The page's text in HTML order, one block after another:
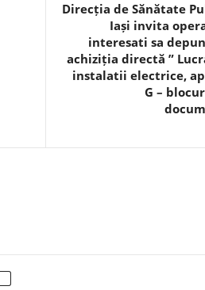
Direcția de Sănătate
Iași invita
interesati sa
achiziția directă ”
instalatii electrice,
G –